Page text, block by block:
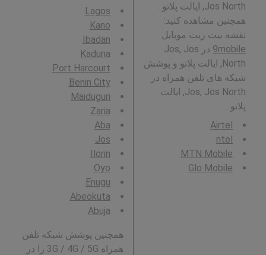
Jos North, ایالت پلاتو .
همچنین مشاهده کنید:
نقشه بیت ریت موبایل
9mobile
در Jos, Jos
North, ایالت پلاتو و پوشش
شبکه های تلفن همراه در
Jos, Jos North, ایالت
پلاتو .
Airtel
ntel
MTN Mobile
Glo Mobile
Lagos
Kano
Ibadan
Kaduna
Port Harcourt
Benin City
Maiduguri
Zaria
Aba
Jos
Ilorin
Oyo
Enugu
Abeokuta
Abuja
همچنین پوشش شبکه تلفن
همراه 3G / 4G / 5G را در